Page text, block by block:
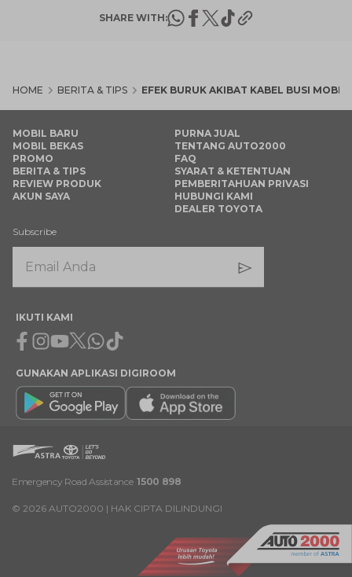
SHARE WITH:
HOME BERITA & TIPS EFEK BURUK AKIBAT KABEL BUSI MOBIL
MOBIL BARU
MOBIL BEKAS
PROMO
BERITA & TIPS
REVIEW PRODUK
AKUN SAYA
PURNA JUAL
TENTANG AUTO2000
FAQ
SYARAT & KETENTUAN
PEMBERITAHUAN PRIVASI
HUBUNGI KAMI
DEALER TOYOTA
Subscribe
IKUTI KAMI
Facebook
Instagram
Youtube
X Whatsapp
Tiktok
GUNAKAN APLIKASI DIGIROOM
Emergency Road Assistance 1500 898
© 2026 AUTO2000 | HAK CIPTA DILINDUNGI